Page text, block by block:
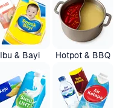
Ibu & Bayi Hotpot & BBQ